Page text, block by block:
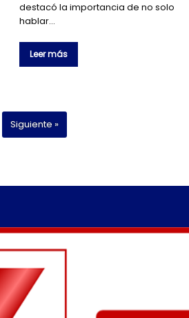
destacó la importancia de no solo
hablar…
Leer más
Siguiente »